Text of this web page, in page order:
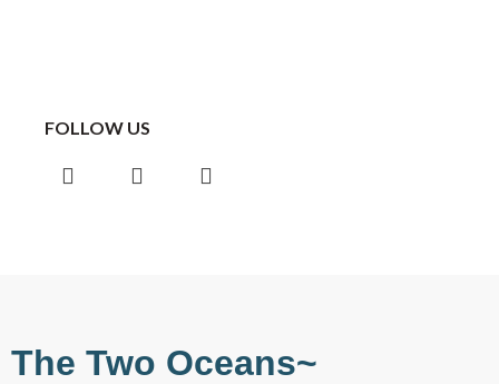
FOLLOW US
Instagram
FacebookTelegram
The Two Oceans~